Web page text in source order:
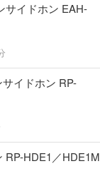
サイドホン EAH-
イドホン RP-
RP-HDE1／HDE1M